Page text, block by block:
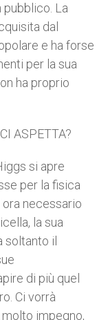
La
dal
e ha forse
per la sua
ha proprio
ASPETTA?
si apre
per la fisica
ora necessario
la sua
soltanto il
di più quel
Ci vorrà
impegno,